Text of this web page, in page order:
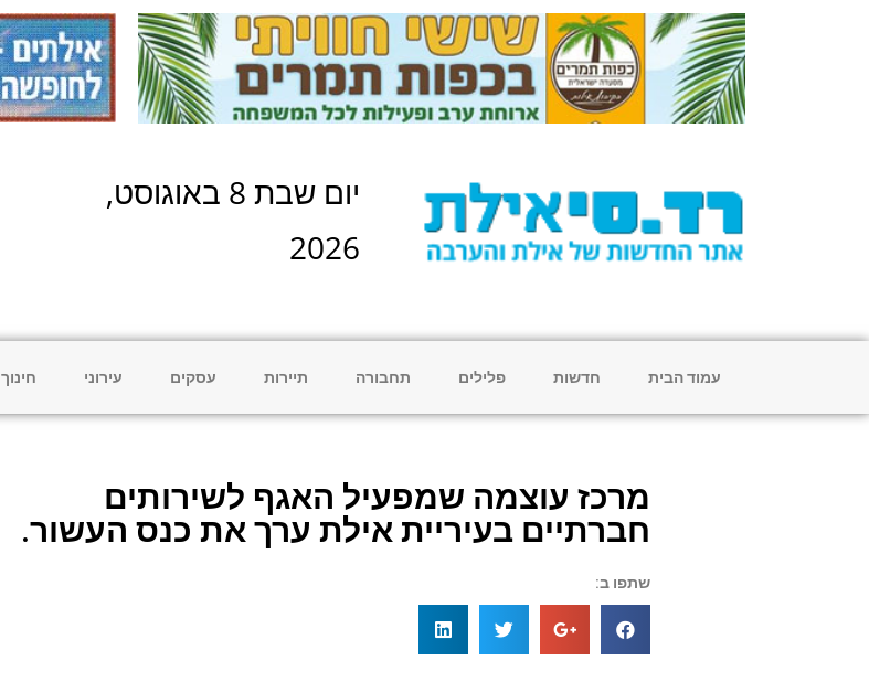
יום שבת 8 באוגוסט,
2026
עמוד הבית חדשות פלילים תחבורה תיירות עסקים עירוני חינוך
מרכז עוצמה שמפעיל האגף לשירותים
חברתיים בעיריית אילת ערך את כנס העשור.
שתפו ב: